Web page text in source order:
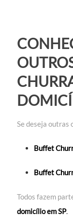
Se deseja outras
Buffet
Buffet
Todos fazem
domicílio em SP.